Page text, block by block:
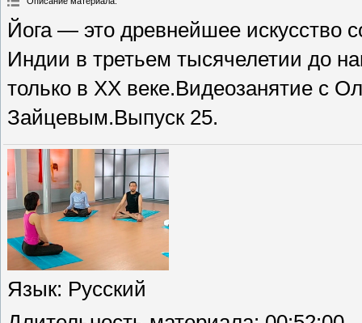
Йога — это древнейшее искусство
Индии в третьем тысячелетии до
только в ХХ веке.Видеозанятие с
Зайцевым.Выпуск 25.
Язык: Русский